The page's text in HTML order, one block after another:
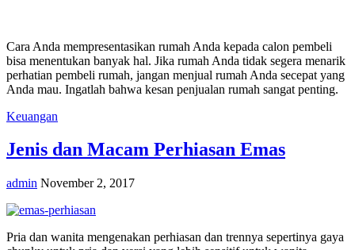
Cara Anda mempresentasikan rumah Anda kepada calon pembeli
bisa menentukan banyak hal. Jika rumah Anda tidak segera menarik
perhatian pembeli rumah, jangan menjual rumah Anda secepat yang
Anda mau. Ingatlah bahwa kesan penjualan rumah sangat penting.
Keuangan
Jenis dan Macam Perhiasan Emas
admin November 2, 2017
Pria dan wanita mengenakan perhiasan dan trennya sepertinya gaya